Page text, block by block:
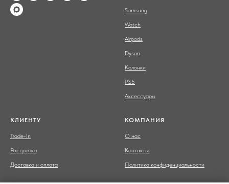
Samsung
Watch
Airpods
Dyson
Колонки
PS5
Аксессуары
КЛИЕНТУ
Trade-In
Рассрочка
Доставка и оплата
КОМПАНИЯ
О нас
Контакты
Политика конфиденциальности